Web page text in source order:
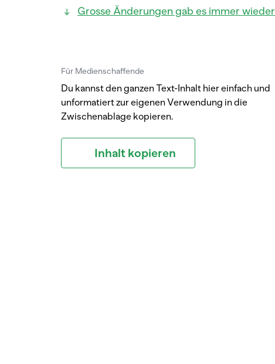
Grosse Änderungen gab es immer wieder
Für Medienschaffende
Du kannst den ganzen Text-Inhalt hier einfach und
unformatiert zur eigenen Verwendung in die
Zwischenablage kopieren.
Inhalt kopieren